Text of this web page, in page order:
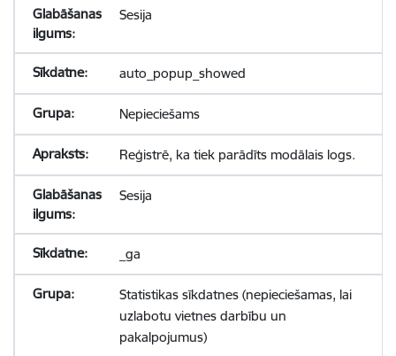
Sesija
auto_popup_showed
Nepieciešams
Reģistrē, ka tiek parādīts modālais logs.
Sesija
_ga
Statistikas sīkdatnes (nepieciešamas, lai
uzlabotu vietnes darbību un
pakalpojumus)